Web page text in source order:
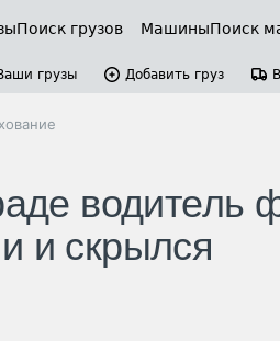
Поиск грузов МашиныПоиск
грузы Добавить груз
водитель
и скрылся